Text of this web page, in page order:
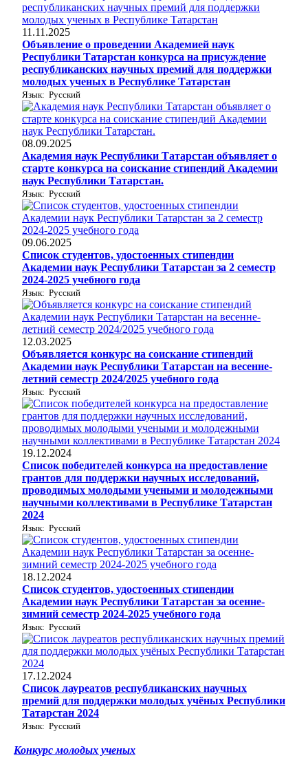
11.11.2025
Объявление о проведении Академией наук
Республики Татарстан конкурса на присуждение
республиканских научных премий для поддержки
молодых ученых в Республике Татарстан
Язык: Русский
08.09.2025
Академия наук Республики Татарстан объявляет о
старте конкурса на соискание стипендий Академии
наук Республики Татарстан.
Язык: Русский
09.06.2025
Список студентов, удостоенных стипендии
Академии наук Республики Татарстан за 2 семестр
2024-2025 учебного года
Язык: Русский
12.03.2025
Объявляется конкурс на соискание стипендий
Академии наук Республики Татарстан на весенне-
летний семестр 2024/2025 учебного года
Язык: Русский
19.12.2024
Список победителей конкурса на предоставление
грантов для поддержки научных исследований,
проводимых молодыми учеными и молодежными
научными коллективами в Республике Татарстан
2024
Язык: Русский
18.12.2024
Список студентов, удостоенных стипендии
Академии наук Республики Татарстан за осенне-
зимний семестр 2024-2025 учебного года
Язык: Русский
17.12.2024
Список лауреатов республиканских научных
премий для поддержки молодых учёных Республики
Татарстан 2024
Язык: Русский
Конкурс молодых ученых